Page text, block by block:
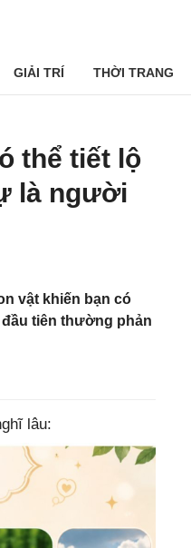
GIẢI TRÍ THỜI TRANG
thể tiết lộ
là người
vật khiến bạn có
tiên thường phản
lâu: